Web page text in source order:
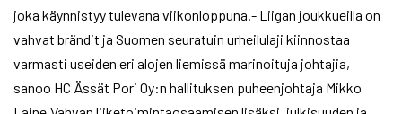
joka käynnistyy tulevana viikonloppuna.- Liigan joukkueilla on
vahvat brändit ja Suomen seuratuin urheilulaji kiinnostaa
varmasti useiden eri alojen liemissä marinoituja johtajia,
sanoo HC Ässät Pori Oy:n hallituksen puheenjohtaja Mikko